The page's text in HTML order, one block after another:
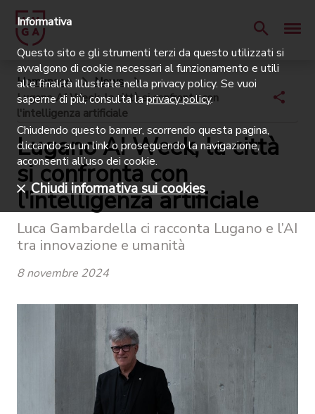
Homepage
News
Lugano AI Week, la città si confronta con
l'intelligenza artificiale
Lugano AI Week, la città
si confronta con
l'intelligenza artificiale
Luca Gambardella ci racconta Lugano e l’AI
tra innovazione e umanità
8 novembre 2024
Informativa
Questo sito e gli strumenti terzi da questo utilizzati si
avvalgono di cookie necessari al funzionamento e utili
alle finalità illustrate nella privacy policy. Se vuoi
saperne di più, consulta laprivacy policy.
Chiudendo questo banner, scorrendo questa pagina,
cliccando su un link o proseguendo la navigazione,
acconsenti all’uso dei cookie.
Chiudi informativa sui cookies